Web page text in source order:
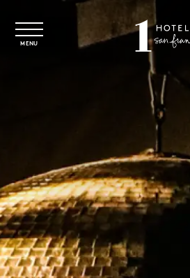
Saltar para o conteúdo principal
MENU